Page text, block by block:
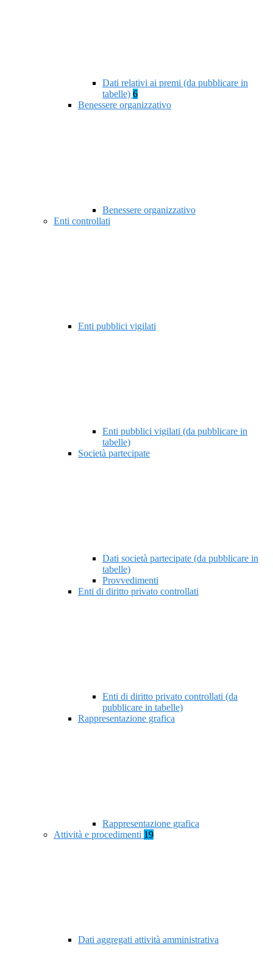
Dati relativi ai premi (da pubblicare in
tabelle) 6
Benessere organizzativo
Benessere organizzativo
Enti controllati
Enti pubblici vigilati
Enti pubblici vigilati (da pubblicare in
tabelle)
Società partecipate
Dati società partecipate (da pubblicare in
tabelle)
Provvedimenti
Enti di diritto privato controllati
Enti di diritto privato controllati (da
pubblicare in tabelle)
Rappresentazione grafica
Rappresentazione grafica
Attività e procedimenti 19
Dati aggregati attività amministrativa